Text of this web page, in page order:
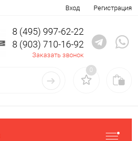
Вход Регистрация
8 (495) 997-62-22
8 (903) 710-16-92
Заказать звонок
0